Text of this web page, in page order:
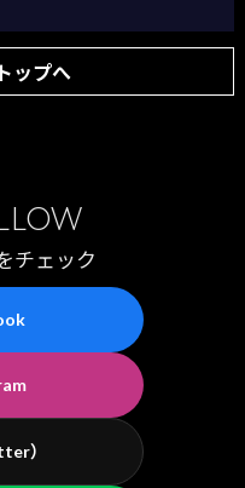
ップへ
チェック
）